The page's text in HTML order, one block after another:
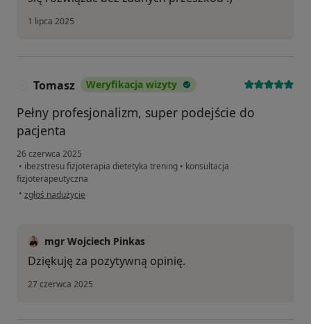
1 lipca 2025
Tomasz Weryfikacja wizyty
Pełny profesjonalizm, super podejście do
pacjenta
26 czerwca 2025
• ibezstresu fizjoterapia dietetyka trening • konsultacja
fizjoterapeutyczna
• w opinii użytkownika Tomasz
zgłoś nadużycie
mgr Wojciech Pinkas
Dziękuję za pozytywną opinię.
27 czerwca 2025